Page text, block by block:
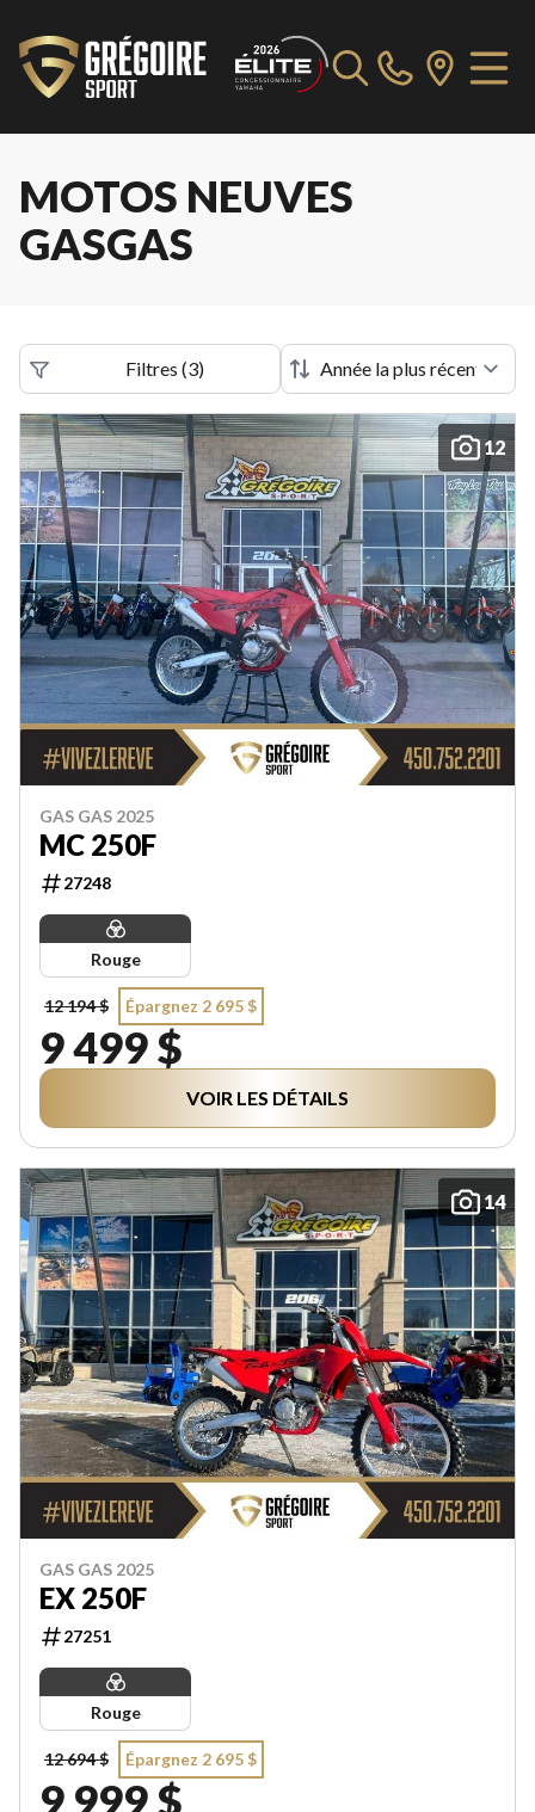
MOTOS NEUVES
GASGAS
Filtres (3)
12
GAS GAS 2025
MC 250F
27248
Rouge
12 194 $ Épargnez 2 695 $
9 499 $
VOIR LES DÉTAILS
14
GAS GAS 2025
EX 250F
27251
Rouge
12 694 $ Épargnez 2 695 $
9 999 $